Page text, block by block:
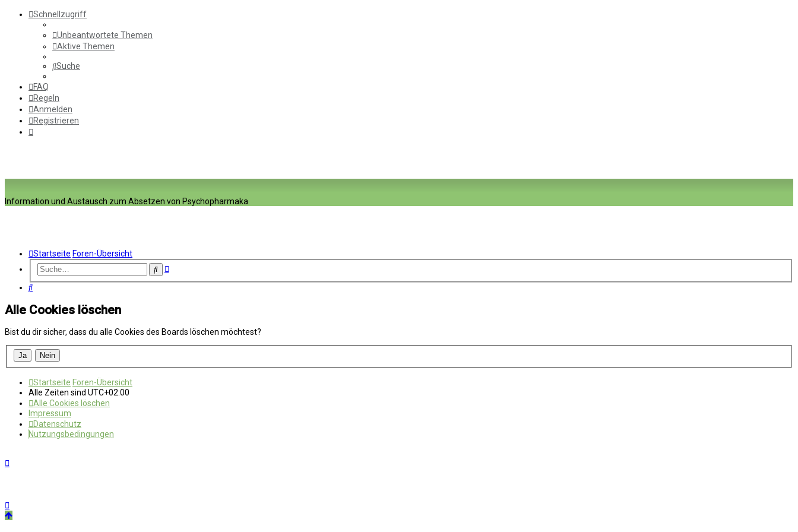
Schnellzugriff
Unbeantwortete Themen
Aktive Themen
Suche
FAQ
Regeln
Anmelden
Registrieren
Information und Austausch zum Absetzen von Psychopharmaka
Startseite Foren-Übersicht
SucheErweiterte
Suche
Alle Cookies löschen
Bist du dir sicher, dass du alle Cookies des Boards löschen möchtest?
Startseite Foren-Übersicht
Alle Zeiten sind UTC+02:00
Alle Cookies löschen
Impressum
Datenschutz
Nutzungsbedingungen